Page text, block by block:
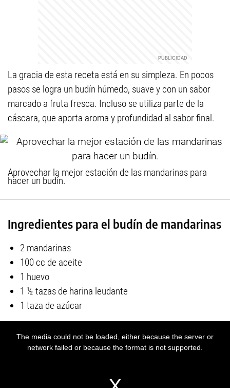
La gracia de esta receta está en su simpleza. En pocos
pasos se logra un budín húmedo, suave y con un sabor
marcado a fruta fresca. Incluso se utiliza parte de la
cáscara, que aporta aroma y profundidad al sabor final.
Aprovechar la mejor estación de las mandarinas para
hacer un budín.
Ingredientes para el budín de mandarinas
2 mandarinas
100 cc de aceite
1 huevo
1 ½ tazas de harina leudante
1 taza de azúcar